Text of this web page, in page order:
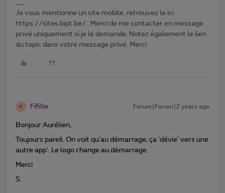
Je vous mentionne un site mobile, retrouvez le ici
https://sites.bipt.be/ . Merci de me contacter en message
privé uniquement si je le demande. Notez également le lien
du topic dans votre message privé. Merci
F Fifille Forum|Forum|2 years ago
Bonjour Aurélien,
Toujours pareil. On voit qu'au démarrage, ça 'dévie' vers une
autre app'. Le logo change au démarrage.
Merci
S.